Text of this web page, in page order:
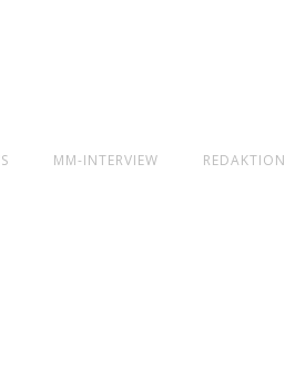
MM-INTERVIEW REDAKTION